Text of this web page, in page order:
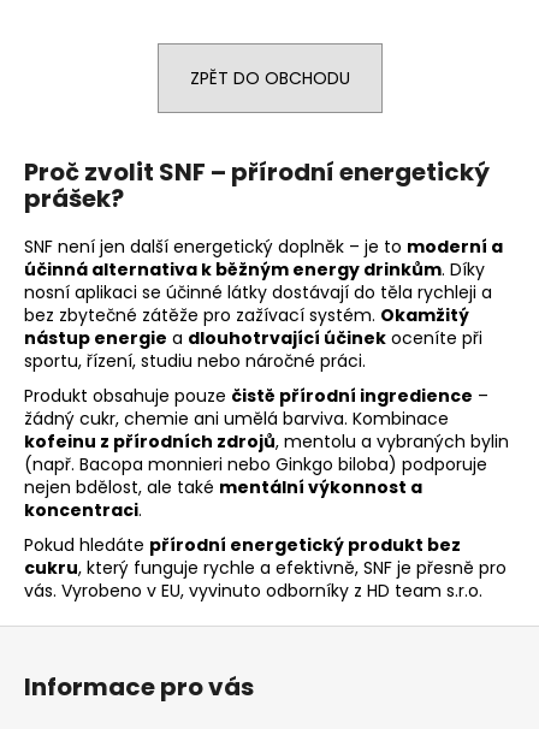
ZPĚT DO OBCHODU
Proč zvolit SNF – přírodní energetický
prášek?
SNF není jen další energetický doplněk – je to moderní a
účinná alternativa k běžným energy drinkům. Díky
nosní aplikaci se účinné látky dostávají do těla rychleji a
bez zbytečné zátěže pro zažívací systém. Okamžitý
nástup energie a dlouhotrvající účinek oceníte při
sportu, řízení, studiu nebo náročné práci.
Produkt obsahuje pouze čistě přírodní ingredience –
žádný cukr, chemie ani umělá barviva. Kombinace
kofeinu z přírodních zdrojů, mentolu a vybraných bylin
(např. Bacopa monnieri nebo Ginkgo biloba) podporuje
nejen bdělost, ale také mentální výkonnost a
koncentraci.
Pokud hledáte přírodní energetický produkt bez
cukru, který funguje rychle a efektivně, SNF je přesně pro
vás. Vyrobeno v EU, vyvinuto odborníky z HD team s.r.o.
Informace pro vás